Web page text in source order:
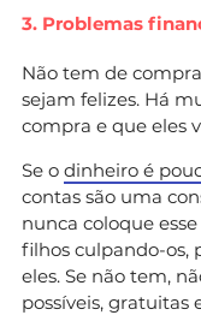
3. Problemas
Não tem de
sejam felizes. Há
compra e que eles
Se o dinheiro é
contas são uma
nunca coloque
filhos culpando-os,
eles. Se não tem,
possíveis, gratuitas